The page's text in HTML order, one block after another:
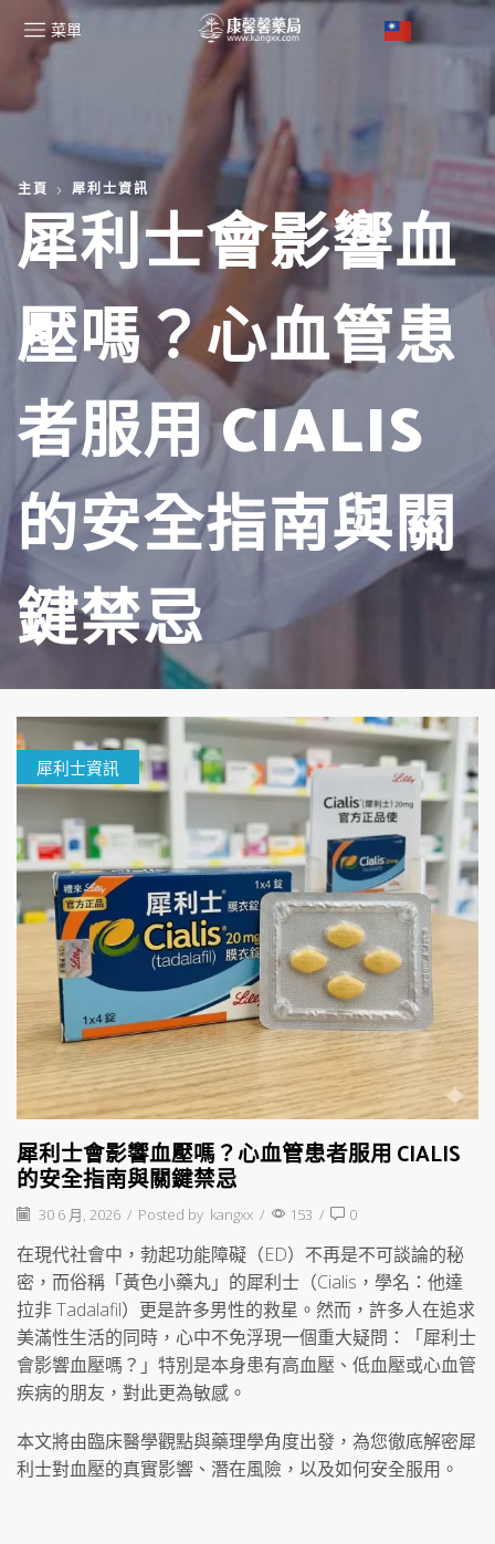
菜單
主頁 犀利士資訊
犀利士會影響血
壓嗎？心血管患
者服用 CIALIS
的安全指南與關
鍵禁忌
犀利士資訊
犀利士會影響血壓嗎？心血管患者服用 CIALIS
的安全指南與關鍵禁忌
30 6 月, 2026 / Posted by kangxx / 153 / 0
在現代社會中，勃起功能障礙（ED）不再是不可談論的秘
密，而俗稱「黃色小藥丸」的犀利士（Cialis，學名：他達
拉非 Tadalafil）更是許多男性的救星。然而，許多人在追求
美滿性生活的同時，心中不免浮現一個重大疑問：「犀利士
會影響血壓嗎？」特別是本身患有高血壓、低血壓或心血管
疾病的朋友，對此更為敏感。
本文將由臨床醫學觀點與藥理學角度出發，為您徹底解密犀
利士對血壓的真實影響、潛在風險，以及如何安全服用。